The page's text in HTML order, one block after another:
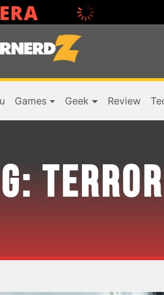
Games Geek Review
TERROR